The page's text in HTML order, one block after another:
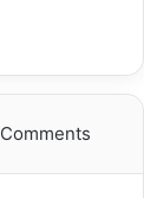
Comments